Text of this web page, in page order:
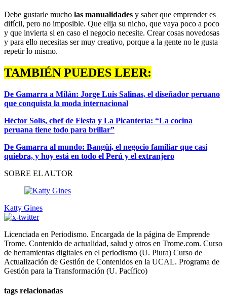
Debe gustarle mucho las manualidades y saber que emprender es
difícil, pero no imposible. Que elija su nicho, que vaya poco a poco
y que invierta si en caso el negocio necesite. Crear cosas novedosas
y para ello necesitas ser muy creativo, porque a la gente no le gusta
repetir lo mismo.
TAMBIÉN PUEDES LEER:
De Gamarra a Milán: Jorge Luis Salinas, el diseñador peruano
que conquista la moda internacional
Héctor Solís, chef de Fiesta y La Picantería: “La cocina
peruana tiene todo para brillar”
De Gamarra al mundo: Bangüi, el negocio familiar que casi
quiebra, y hoy está en todo el Perú y el extranjero
SOBRE EL AUTOR
Katty Gines
Licenciada en Periodismo. Encargada de la página de Emprende
Trome. Contenido de actualidad, salud y otros en Trome.com. Curso
de herramientas digitales en el periodismo (U. Piura) Curso de
Actualización de Gestión de Contenidos en la UCAL. Programa de
Gestión para la Transformación (U. Pacífico)
tags relacionadas